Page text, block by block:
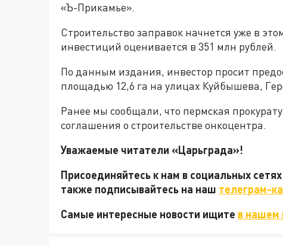
«Ъ-Прикамье».
Строительство заправок начнется уже в
инвестиций оценивается в 351 млн рублей.
По данным издания, инвестор просит
площадью 12,6 га на улицах Куйбышева,
Ранее мы сообщали, что пермская
соглашения о строительстве онкоцентра.
Уважаемые читатели «Царьграда»!
Присоединяйтесь к нам в социальных сетях
также подписывайтесь на наш телеграм-
Самые интересные новости ищите в нашем